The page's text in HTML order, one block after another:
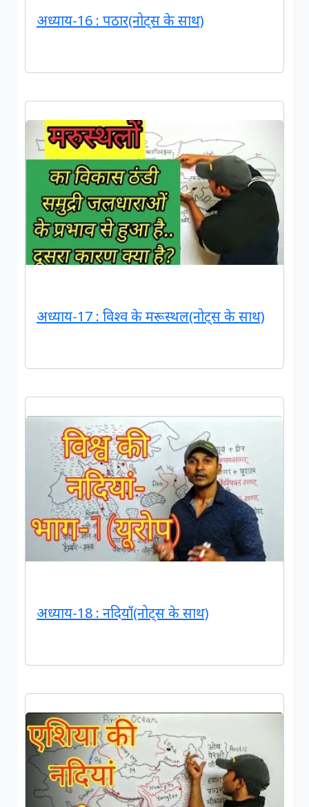
अध्याय-16 : पठार(नोट्स के साथ)
अध्याय-17 : विश्व के मरूस्थल(नोट्स के साथ)
अध्याय-18 : नदियाँ(नोट्स के साथ)